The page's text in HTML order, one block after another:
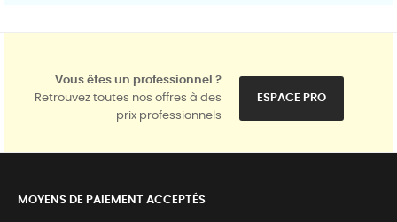
Vous êtes un professionnel ?
Retrouvez toutes nos offres à des
prix professionnels
ESPACE PRO
MOYENS DE PAIEMENT ACCEPTÉS